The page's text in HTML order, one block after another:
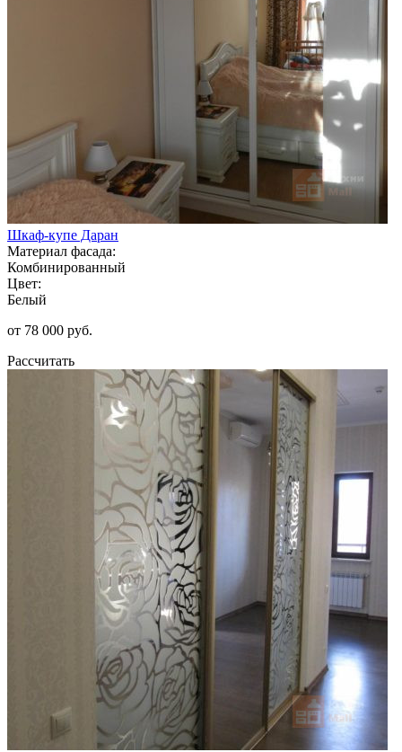
Шкаф-купе Даран
Материал фасада:
Комбинированный
Цвет:
Белый
от 78 000 руб.
Рассчитать